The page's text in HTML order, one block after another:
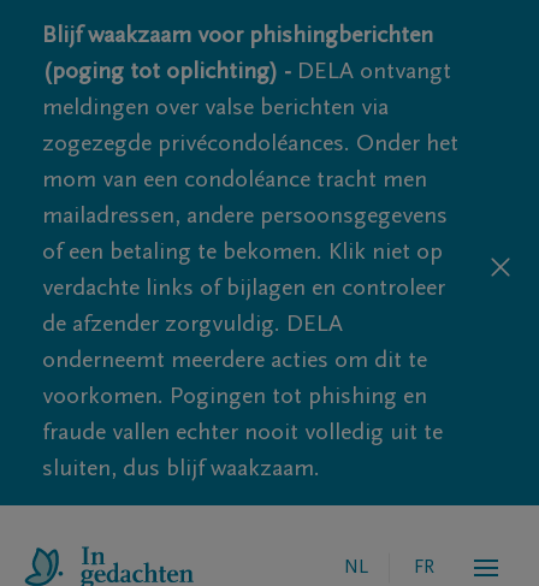
Blijf waakzaam voor phishingberichten
(poging tot oplichting) - DELA ontvangt
meldingen over valse berichten via
zogezegde privécondoléances. Onder het
mom van een condoléance tracht men
mailadressen, andere persoonsgegevens
of een betaling te bekomen. Klik niet op
verdachte links of bijlagen en controleer
de afzender zorgvuldig. DELA
onderneemt meerdere acties om dit te
voorkomen. Pogingen tot phishing en
fraude vallen echter nooit volledig uit te
sluiten, dus blijf waakzaam.
NL FR